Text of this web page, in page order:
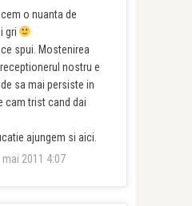
o nuanta de
gri
spui. Mostenirea
nostru e
sa mai persiste in
cam trist cand dai
ajungem si aici.
mai 2011 4:07